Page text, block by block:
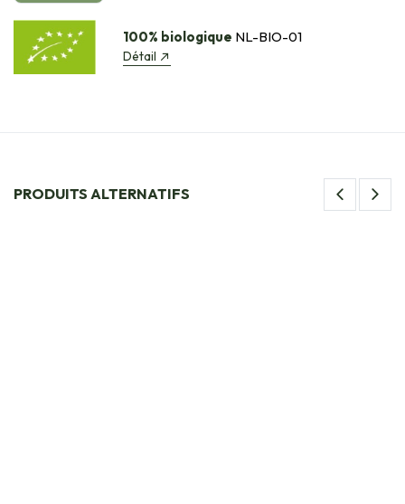
100% biologique NL-BIO-01
Détail
PRODUITS ALTERNATIFS